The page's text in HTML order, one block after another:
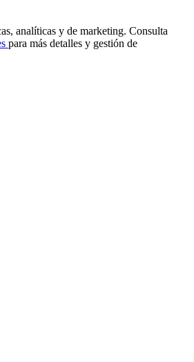
analíticas y de marketing. Consulta
para más detalles y gestión de